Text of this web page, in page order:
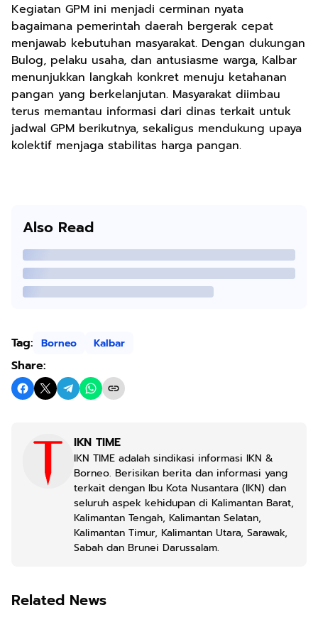
Kegiatan GPM ini menjadi cerminan nyata
bagaimana pemerintah daerah bergerak cepat
menjawab kebutuhan masyarakat. Dengan dukungan
Bulog, pelaku usaha, dan antusiasme warga, Kalbar
menunjukkan langkah konkret menuju ketahanan
pangan yang berkelanjutan. Masyarakat diimbau
terus memantau informasi dari dinas terkait untuk
jadwal GPM berikutnya, sekaligus mendukung upaya
kolektif menjaga stabilitas harga pangan.
Also Read
Tag: Borneo Kalbar
Share:
IKN TIME
IKN TIME adalah sindikasi informasi IKN &
Borneo. Berisikan berita dan informasi yang
terkait dengan Ibu Kota Nusantara (IKN) dan
seluruh aspek kehidupan di Kalimantan Barat,
Kalimantan Tengah, Kalimantan Selatan,
Kalimantan Timur, Kalimantan Utara, Sarawak,
Sabah dan Brunei Darussalam.
Related News